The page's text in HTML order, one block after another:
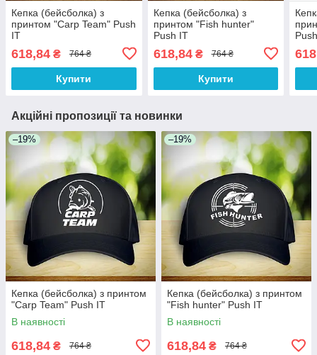
Кепка (бейсболка) з
принтом "Carp Team" Push
IT
618,84 ₴ 764 ₴
Купити
Кепка (бейсболка) з
принтом "Fish hunter"
Push IT
618,84₴ 764 ₴
Купити
Акційні пропозиції та новинки
–19%
Кепка (бейсболка) з принтом
"Carp Team" Push IT
В наявності
618,84 ₴ 764 ₴
–19%
Кепка (бейсболка) з принтом
"Fish hunter" Push IT
В наявності
618,84 ₴ 764 ₴